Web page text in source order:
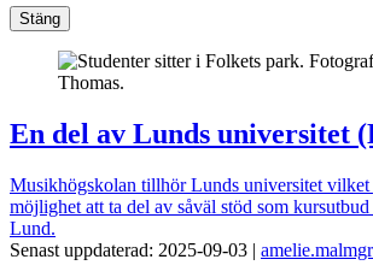
Stäng
En del av Lunds universitet
Musikhögskolan tillhör Lunds universitet vilket
möjlighet att ta del av såväl stöd som
Lund.
Senast uppdaterad: 2025-09-03 |